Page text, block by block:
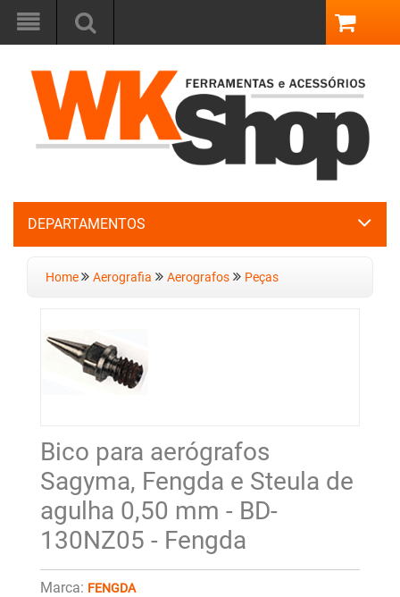
DEPARTAMENTOS
Home Aerografia Aerografos Peças
Bico para aerógrafos
Sagyma, Fengda e Steula de
agulha 0,50 mm - BD-
130NZ05 - Fengda
Marca: FENGDA